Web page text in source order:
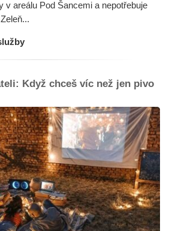
v areálu Pod Šancemi a nepotřebuje
Když chceš víc než jen pivo